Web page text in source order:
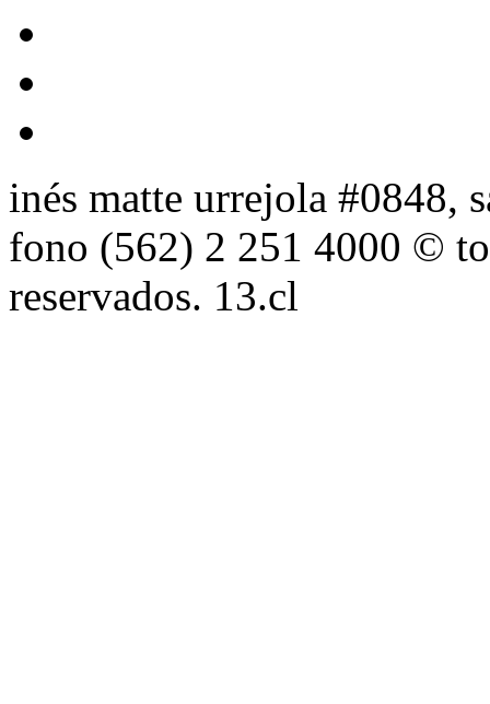
inés matte urrejola #0848,
fono (562) 2 251 4000 ©
reservados. 13.cl